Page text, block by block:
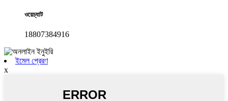
ওয়েচ্যাট
18807384916
ইমেল প্রেরণ
x